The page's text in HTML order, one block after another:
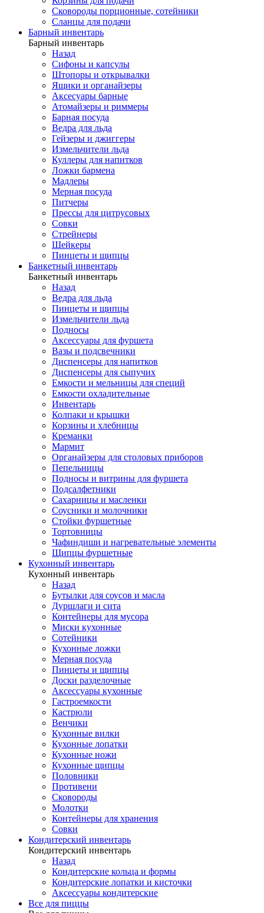
Сковороды порционные, сотейники
Сланцы для подачи
Барный инвентарь
Барный инвентарь
Назад
Сифоны и капсулы
Штопоры и открывалки
Ящики и органайзеры
Аксесуары барные
Атомайзеры и риммеры
Барная посуда
Ведра для льда
Гейзеры и джиггеры
Измельчители льда
Куллеры для напитков
Ложки бармена
Мадлеры
Мерная посуда
Питчеры
Прессы для цитрусовых
Совки
Стрейнеры
Шейкеры
Пинцеты и щипцы
Банкетный инвентарь
Банкетный инвентарь
Назад
Ведра для льда
Пинцеты и щипцы
Измельчители льда
Подносы
Аксессуары для фуршета
Вазы и подсвечники
Диспенсеры для напитков
Диспенсеры для сыпучих
Емкости и мельницы для специй
Емкости охладительные
Инвентарь
Колпаки и крышки
Корзины и хлебницы
Креманки
Мармит
Органайзеры для столовых приборов
Пепельницы
Подносы и витрины для фуршета
Подсалфетники
Сахарницы и масленки
Соусники и молочники
Стойки фуршетные
Тортовницы
Чафиндиши и нагревательные элементы
Щипцы фуршетные
Кухонный инвентарь
Кухонный инвентарь
Назад
Бутылки для соусов и масла
Дуршлаги и сита
Контейнеры для мусора
Миски кухонные
Сотейники
Кухонные ложки
Мерная посуда
Пинцеты и щипцы
Доски разделочные
Аксессуары кухонные
Гастроемкости
Кастрюли
Венчики
Кухонные вилки
Кухонные лопатки
Кухонные ножи
Кухонные щипцы
Половники
Противени
Сковороды
Молотки
Контейнеры для хранения
Совки
Кондитерский инвентарь
Кондитерский инвентарь
Назад
Кондитерские кольца и формы
Кондитерские лопатки и кисточки
Аксессуары кондитерские
Все для пиццы